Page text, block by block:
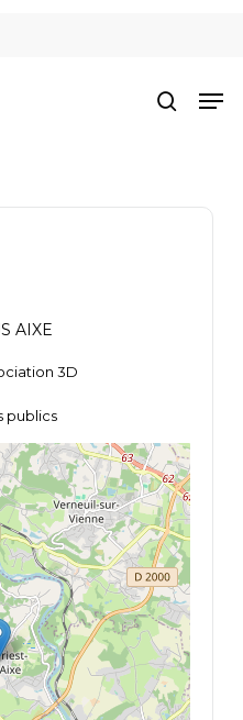
AIXE
3D
publics
le